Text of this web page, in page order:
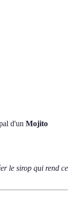
d'un Mojito
le sirop qui rend ce